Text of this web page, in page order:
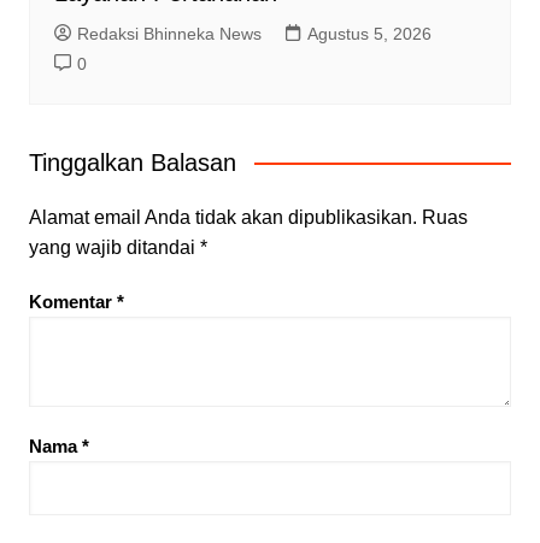
Redaksi Bhinneka News
Agustus 5, 2026
0
Tinggalkan Balasan
Alamat email Anda tidak akan dipublikasikan. Ruas
yang wajib ditandai *
Komentar *
Nama*